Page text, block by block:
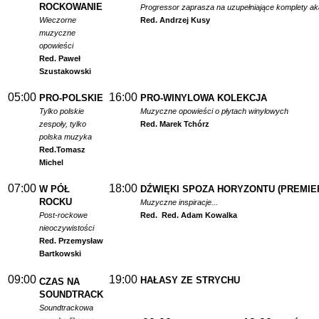
ROCKOWANIE
Wieczorne
muzyczne
opowieści
Red. Paweł
Szustakowski
Progressor zaprasza na uzupełniające komplety
Red. Andrzej Kusy
05:00 PRO-POLSKIE
Tylko polskie
zespoły, tylko
polska muzyka
Red.Tomasz
Michel
16:00 PRO-WINYLOWA KOLEKCJA
Muzyczne opowieści o płytach winylowych
Red. Marek Tchórz
07:00 W PÓŁ
ROCKU
Post-rockowe
nieoczywistości
Red. Przemysław
Bartkowski
18:00 DŹWIĘKI SPOZA HORYZONTU
Muzyczne inspiracje...
Red. Red. Adam Kowalka
09:00 CZAS NA
SOUNDTRACK
Soundtrackowa
19:00 HAŁASY ZE STRYCHU